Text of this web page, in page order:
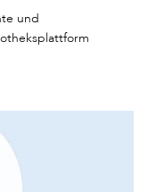
und